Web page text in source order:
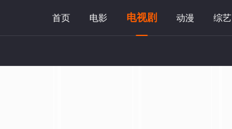
首页 电影 电视剧 动漫 综艺